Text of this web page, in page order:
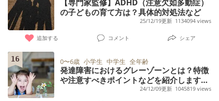
【専門家監修】ADHD（注意欠如多動症）
の子どもの育て方は？具体的対処法など
25/12/19更新 1134094 views
追加する コメント シェア
16 0〜6歳 小学生 中学生 全年齢
発達障害におけるグレーゾーンとは？特徴
や注意すべきポイントなどを紹介します！
24/12/09更新 1045819 views